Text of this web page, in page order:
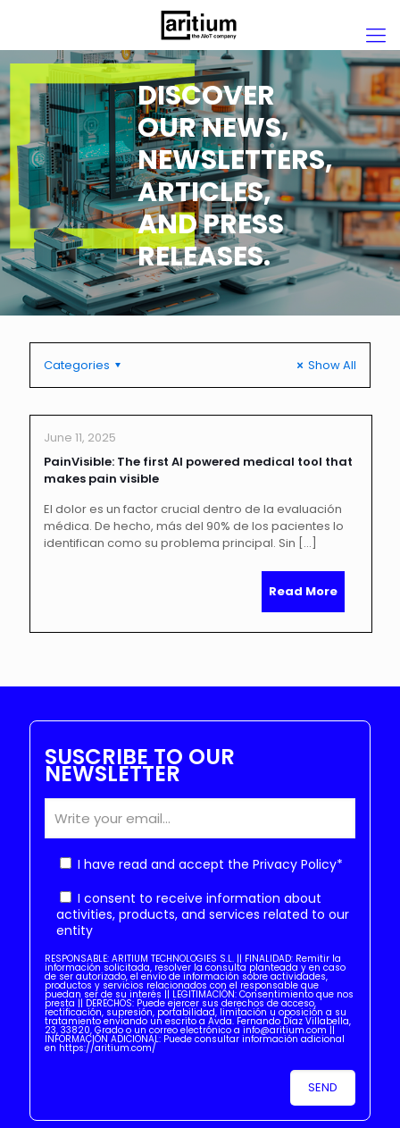
DISCOVER
OUR NEWS,
NEWSLETTERS,
ARTICLES,
AND PRESS
RELEASES.
Categories Show All
June 11, 2025
PainVisible: The first AI powered medical tool that
makes pain visible
El dolor es un factor crucial dentro de la evaluación
médica. De hecho, más del 90% de los pacientes lo
identifican como su problema principal. Sin […]
Read More
SUSCRIBE TO OUR
NEWSLETTER
I have read and accept the Privacy Policy*
I consent to receive information about
activities, products, and services related to our
entity
RESPONSABLE: ARITIUM TECHNOLOGIES S.L. || FINALIDAD: Remitir la
información solicitada, resolver la consulta planteada y en caso
de ser autorizado, el envío de información sobre actividades,
productos y servicios relacionados con el responsable que
puedan ser de su interés || LEGITIMACIÓN: Consentimiento que nos
presta || DERECHOS: Puede ejercer sus derechos de acceso,
rectificación, supresión, portabilidad, limitación u oposición a su
tratamiento enviando un escrito a Avda. Fernando Díaz Villabella,
23, 33820, Grado o un correo electrónico a info@aritium.com ||
INFORMACIÓN ADICIONAL: Puede consultar información adicional
en https://aritium.com/